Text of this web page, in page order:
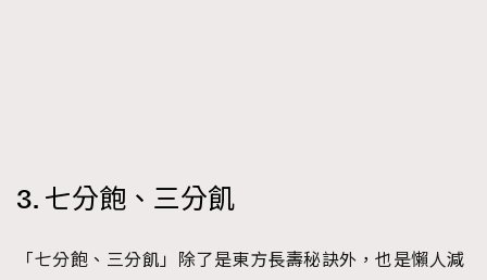
3. 七分飽、三分飢
「七分飽、三分飢」除了是東方長壽秘訣外，也是懶人減